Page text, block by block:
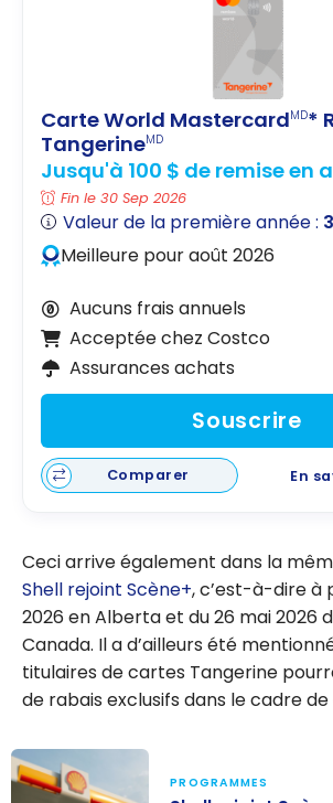
finances
en 2026
Carte World MastercardMD*
TangerineMD
Jusqu'à 100 $ de remise en
Fin le 30 Sep 2026
Valeur de la première année :
Meilleure pour août 2026
Aucuns frais annuels
Acceptée chez Costco
Assurances achats
Souscrire
Comparer En
Ceci arrive également dans la
Shell rejoint Scène+, c’est-à-dire à
2026 en Alberta et du 26 mai 2026
Canada. Il a d’ailleurs été
titulaires de cartes Tangerine
de rabais exclusifs dans le cadre
PROGRAMMES